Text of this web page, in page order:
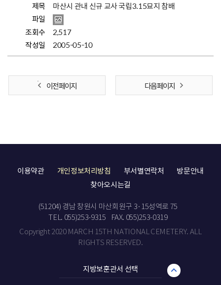
제목
마산시 관내 신규 교사 국립3.15묘지 참배
파일
조회수
2,517
작성일
2005-05-10
이전 페이지 다음 페이지
이용약관 개인정보처리방침 부서별연락처
방문안내
찾아오시는길
(51204) 경남 창원시 마산회원구 3·15성역로 75
TEL. 055)253-9315
FAX. 055)253-0319
Copyright 2020 MARCH 15TH NATIONAL CEMETERY. ALL
RIGHTS RESERVED.
지방보훈관서 선택